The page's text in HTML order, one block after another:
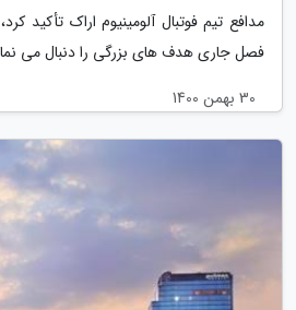
مدافع تیم فوتبال آلومینیوم اراک تأکید
فصل جاری هدف های بزرگی را دنبال می
30 بهمن 1400